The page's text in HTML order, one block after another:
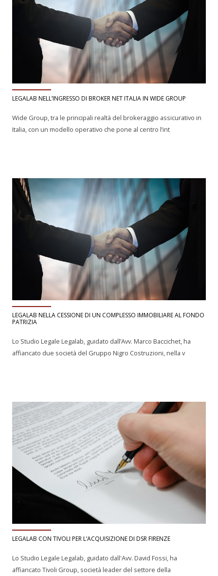
LEGALAB NELL’INGRESSO DI BROKER NET ITALIA IN WIDE GROUP
Wide Group, tra le principali realtà del brokeraggio assicurativo in
Italia, con un modello operativo che pone al centro l’int
LEGALAB NELLA CESSIONE DI UN COMPLESSO IMMOBILIARE AL FONDO
PATRIZIA
Lo Studio Legale Legalab, guidato dall’Avv. Marco Baccichet, ha
affiancato due società del Gruppo Nigro Costruzioni, nella v
LEGALAB CON TIVOLI PER L’ACQUISIZIONE DI DSR FIRENZE
Lo Studio Legale Legalab, guidato dall'Avv. David Fossi, ha
affiancato Tivoli Group, società leader del settore della